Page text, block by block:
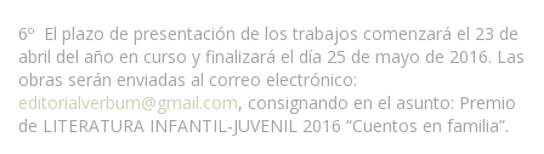
6º El plazo de presentación de los trabajos comenzará el 23 de
abril del año en curso y finalizará el día 25 de mayo de 2016. Las
obras serán enviadas al correo electrónico:
editorialverbum@gmail.com, consignando en el asunto: Premio
de LITERATURA INFANTIL-JUVENIL 2016 “Cuentos en familia”.